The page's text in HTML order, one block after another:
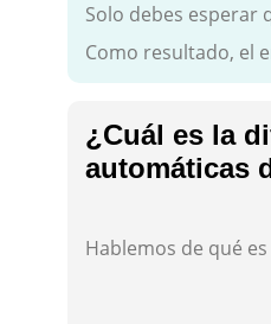
Solo debes esperar
Como resultado, el
¿Cuál es la
automáticas
Hablemos de qué